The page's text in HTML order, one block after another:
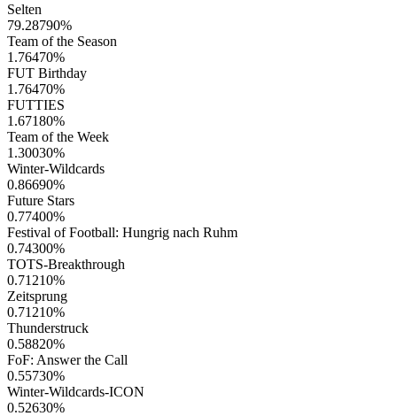
Selten
79.28790%
Team of the Season
1.76470%
FUT Birthday
1.76470%
FUTTIES
1.67180%
Team of the Week
1.30030%
Winter-Wildcards
0.86690%
Future Stars
0.77400%
Festival of Football: Hungrig nach Ruhm
0.74300%
TOTS-Breakthrough
0.71210%
Zeitsprung
0.71210%
Thunderstruck
0.58820%
FoF: Answer the Call
0.55730%
Winter-Wildcards-ICON
0.52630%